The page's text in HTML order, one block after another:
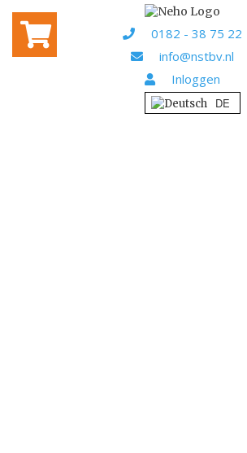
0182 - 38 75 22
info@nstbv.nl
Inloggen
Home
ONZE MERKEN